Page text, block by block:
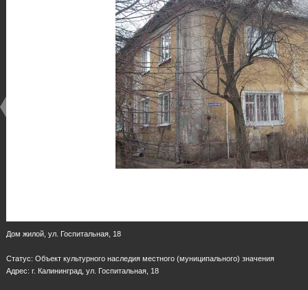
Дом жилой, ул. Госпитальная, 18
Статус: Объект культурного наследия местного (муниципального) значения
Адрес: г. Калининград, ул. Госпитальная, 18